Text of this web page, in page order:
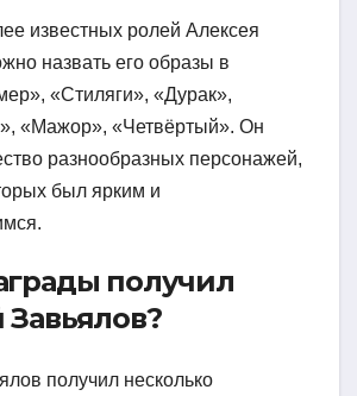
известных ролей Алексея
назвать его образы в
«Стиляги», «Дурак»,
«Мажор», «Четвёртый». Он
разнообразных персонажей,
был ярким и
получил
получил несколько